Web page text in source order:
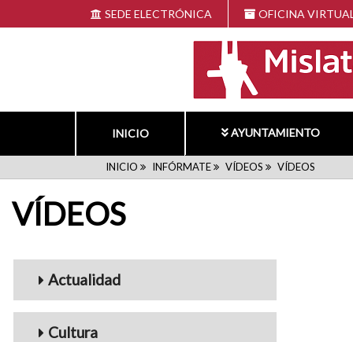
al
SEDE ELECTRÓNICA OFICINA
INICIO AYUNTAMIENTO
RUTA
DE
NAVEGACIÓN
INICIO INFÓRMATE VÍDEOS VÍDEOS
VÍDEOS
Menu_Videos
Actualidad
Cultura